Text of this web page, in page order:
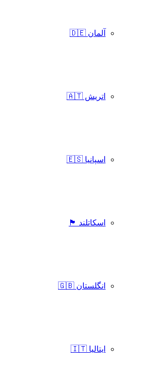
آلمان 🇩🇪
اتریش 🇦🇹
اسپانیا 🇪🇸
اسکاتلند 🏴󠁧󠁢󠁳󠁣󠁴󠁿
انگلستان 🇬🇧
ایتالیا 🇮🇹